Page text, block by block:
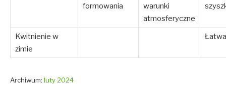
formowania
warunki
atmosferyczne
Kwitnienie w
zimie
Archiwum: luty 2024